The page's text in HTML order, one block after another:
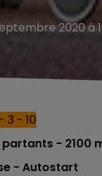
2020 à
3 - 10
- 2100
- Autostart